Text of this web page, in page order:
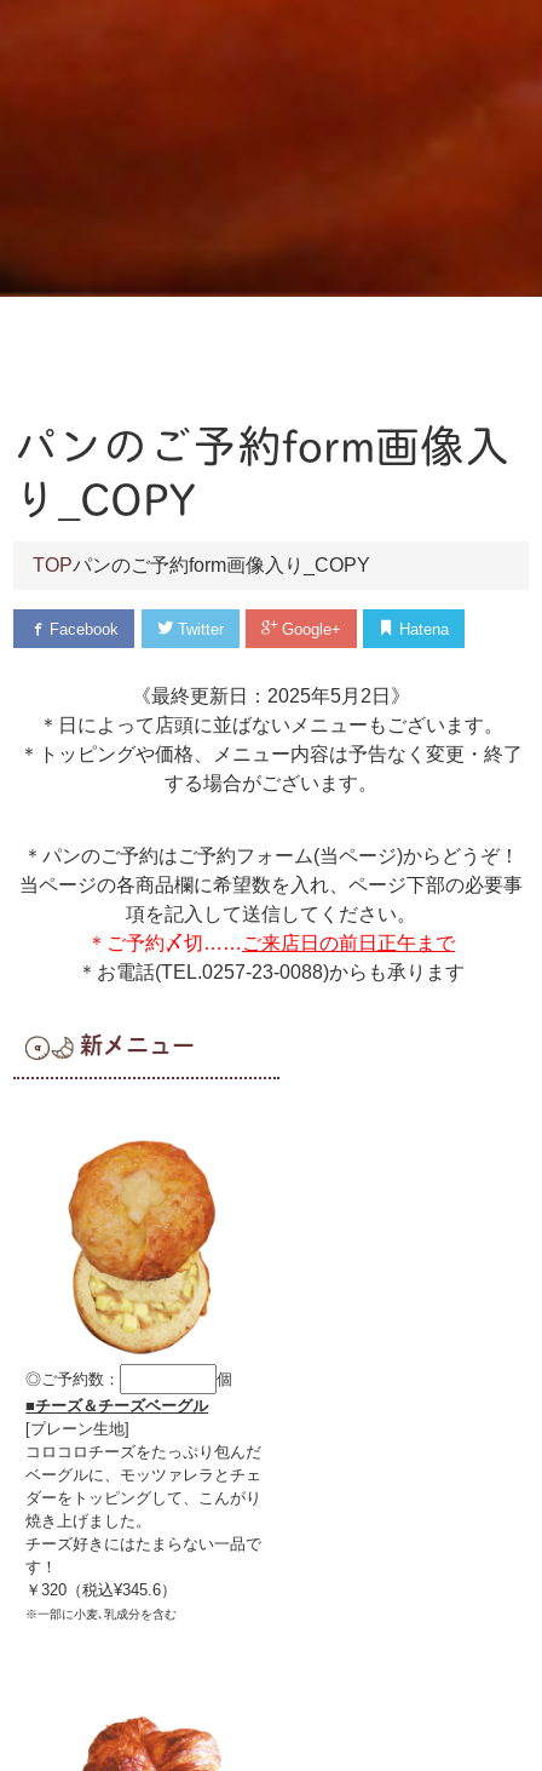
パンのご予約form画像入
り_COPY
TOPパンのご予約form画像入り_COPY
Facebook Twitter Google+ Hatena
《最終更新日：2025年5月2日》
＊日によって店頭に並ばないメニューもございます。
＊トッピングや価格、メニュー内容は予告なく変更・終了
する場合がございます。
＊パンのご予約はご予約フォーム(当ページ)からどうぞ！
当ページの各商品欄に希望数を入れ、ページ下部の必要事
項を記入して送信してください。
＊ご予約〆切…… ご来店日の前日正午まで
＊お電話(TEL.0257-23-0088)からも承ります
新メニュー
◎ご予約数：
個
■チーズ＆チーズベーグル
[プレーン生地]
コロコロチーズをたっぷり包んだ
ベーグルに、モッツァレラとチェ
ダーをトッピングして、こんがり
焼き上げました。
チーズ好きにはたまらない一品で
す！
￥320（税込¥345.6）
※一部に小麦､乳成分を含む